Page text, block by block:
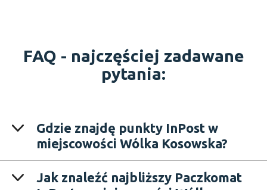
FAQ - najczęściej zadawane
pytania:
Gdzie znajdę punkty InPost w
miejscowości Wólka Kosowska?
Jak znaleźć najbliższy Paczkomat